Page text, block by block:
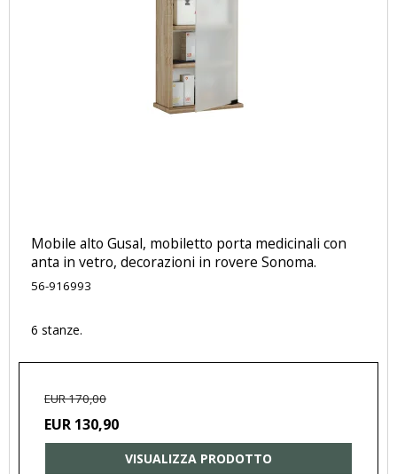
Mobile alto Gusal, mobiletto porta medicinali con
anta in vetro, decorazioni in rovere Sonoma.
56-916993
6 stanze.
EUR 170,00
EUR 130,90
VISUALIZZA PRODOTTO